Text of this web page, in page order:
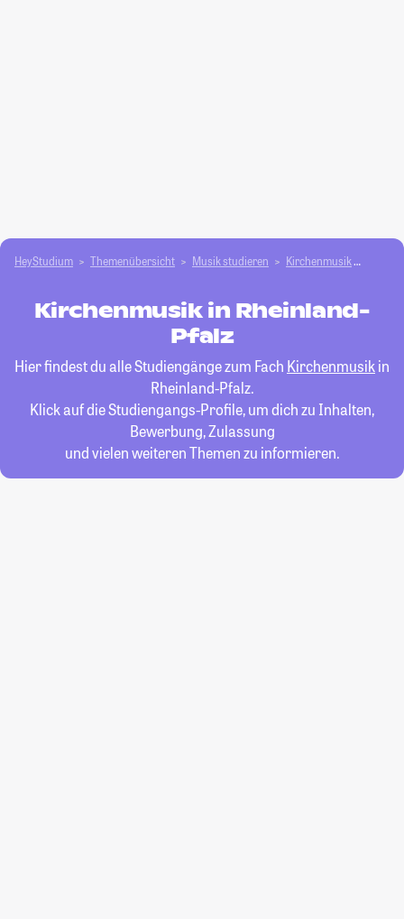
HeyStudium Themenübersicht Musik studieren Kirchenmusik
Kirchenmusik in Rheinland-
Pfalz
Hier findest du alle Studiengänge zum Fach Kirchenmusikin
Rheinland-Pfalz.
Klick auf die Studiengangs-Profile, um dich zu Inhalten,
Bewerbung, Zulassung
und vielen weiteren Themen zu informieren.